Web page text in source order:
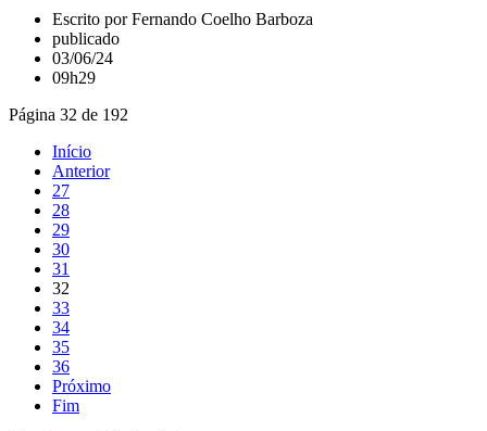
Escrito por Fernando Coelho Barboza
publicado
03/06/24
09h29
Página 32 de 192
Início
Anterior
27
28
29
30
31
32
33
34
35
36
Próximo
Fim